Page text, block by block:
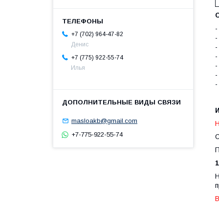
-
-
+7 (702) 964-47-82
Денис
+7 (775) 922-55-74
Илья
masloakb@gmail.com
+7-775-922-55-74